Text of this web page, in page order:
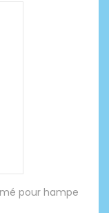
pour hampe